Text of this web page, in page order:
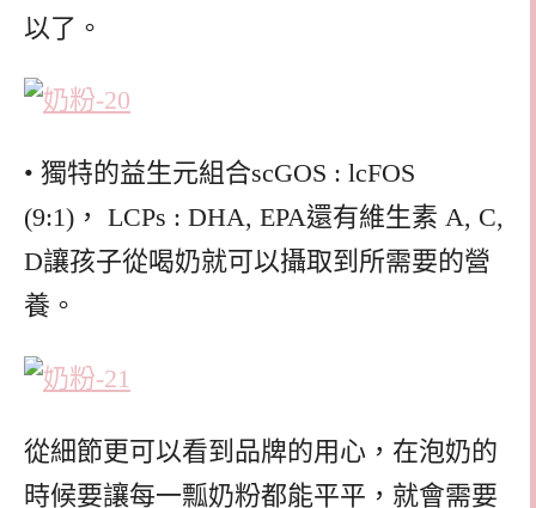
以了。
• 獨特的益生元組合scGOS : lcFOS
(9:1)， LCPs : DHA, EPA還有維生素 A, C,
D讓孩子從喝奶就可以攝取到所需要的營
養。
從細節更可以看到品牌的用心，在泡奶的
時候要讓每一瓢奶粉都能平平，就會需要